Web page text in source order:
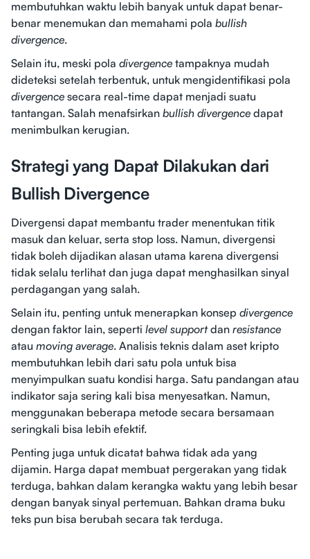
membutuhkan waktu lebih banyak untuk dapat benar-
benar menemukan dan memahami pola bullish
divergence.
Selain itu, meski pola divergence tampaknya mudah
dideteksi setelah terbentuk, untuk mengidentifikasi pola
divergence secara real-time dapat menjadi suatu
tantangan. Salah menafsirkan bullish divergence dapat
menimbulkan kerugian.
Strategi yang Dapat Dilakukan dari
Bullish Divergence
Divergensi dapat membantu trader menentukan titik
masuk dan keluar, serta stop loss. Namun, divergensi
tidak boleh dijadikan alasan utama karena divergensi
tidak selalu terlihat dan juga dapat menghasilkan sinyal
perdagangan yang salah.
Selain itu, penting untuk menerapkan konsep divergence
dengan faktor lain, seperti level supportdan resistance
atau moving average. Analisis teknis dalam aset kripto
membutuhkan lebih dari satu pola untuk bisa
menyimpulkan suatu kondisi harga. Satu pandangan atau
indikator saja sering kali bisa menyesatkan. Namun,
menggunakan beberapa metode secara bersamaan
seringkali bisa lebih efektif.
Penting juga untuk dicatat bahwa tidak ada yang
dijamin. Harga dapat membuat pergerakan yang tidak
terduga, bahkan dalam kerangka waktu yang lebih besar
dengan banyak sinyal pertemuan. Bahkan drama buku
teks pun bisa berubah secara tak terduga.